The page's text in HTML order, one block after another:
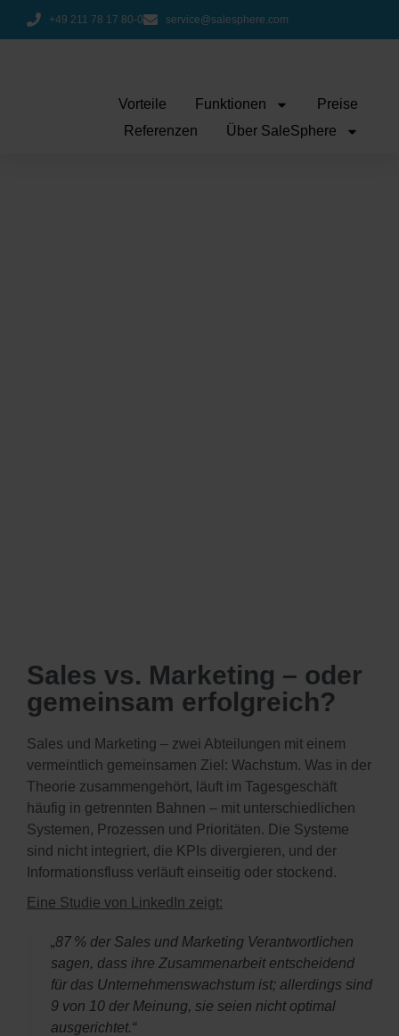
+49 211 78 17 80-0 service@salesphere.com
Vorteile Funktionen
Preise
Referenzen
Über SaleSphere
Sales vs. Marketing – oder
gemeinsam erfolgreich?
Sales und Marketing – zwei Abteilungen mit einem
vermeintlich gemeinsamen Ziel: Wachstum. Was in der
Theorie zusammengehört, läuft im Tagesgeschäft
häufig in getrennten Bahnen – mit unterschiedlichen
Systemen, Prozessen und Prioritäten. Die Systeme
sind nicht integriert, die KPIs divergieren, und der
Informationsfluss verläuft einseitig oder stockend.
Eine Studie von LinkedIn zeigt:
„87 % der Sales und Marketing Verantwortlichen
sagen, dass ihre Zusammenarbeit entscheidend
für das Unternehmenswachstum ist; allerdings sind
9 von 10 der Meinung, sie seien nicht optimal
ausgerichtet.“